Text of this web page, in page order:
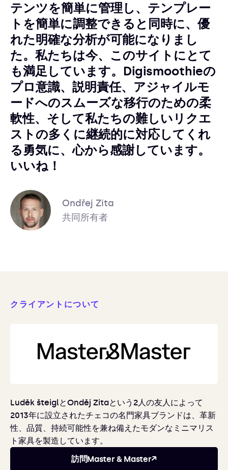
テンツを簡単に管理し、テンプレー
トを簡単に調整できると同時に、優
れた明確な分析が可能になりまし
た。私たちは今、このサイトにとて
も満足しています。Digismoothieの
プロ意識、説明責任、アジャイルモ
ードへのスムーズな移行のための柔
軟性、そして私たちの難しいリクエ
ストの多くに継続的に対応してくれ
る勇気に、心から感謝しています。
いいね！
Ondřej Zita
共同所有者
クライアントについて
Luděk šteiglとOnděj Zitaという2人の友人によって
2013年に設立されたチェコの名門家具ブランドは、革新
性、品質、持続可能性を兼ね備えたモダンなミニマリス
ト家具を製造しています。
訪問Master & Master↗